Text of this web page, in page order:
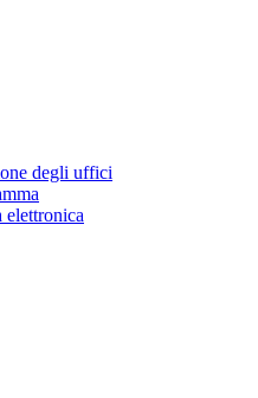
degli uffici
elettronica